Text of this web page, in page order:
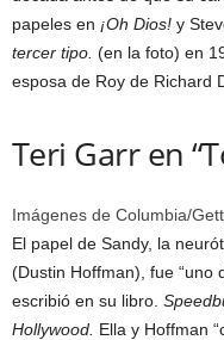
papeles en ¡Oh Dios! y
tercer tipo. (en la foto) en
esposa de Roy de Richard
Teri Garr en
Imágenes de Columbia/
El papel de Sandy, la
(Dustin Hoffman), fue “uno
escribió en su libro.
Hollywood. Ella y Hoffman